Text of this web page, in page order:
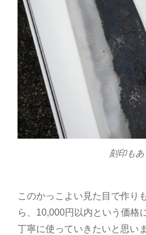
刻印もあ
このかっこよい見た目で作り
ら、10,000円以内という価格
丁寧に使っていきたいと思いま